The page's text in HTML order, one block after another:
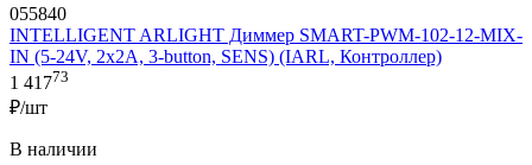
055840
INTELLIGENT ARLIGHT Диммер SMART-PWM-102-12-MIX-
IN (5-24V, 2x2A, 3-button, SENS) (IARL, Контроллер)
1 41773
₽/шт
В наличии